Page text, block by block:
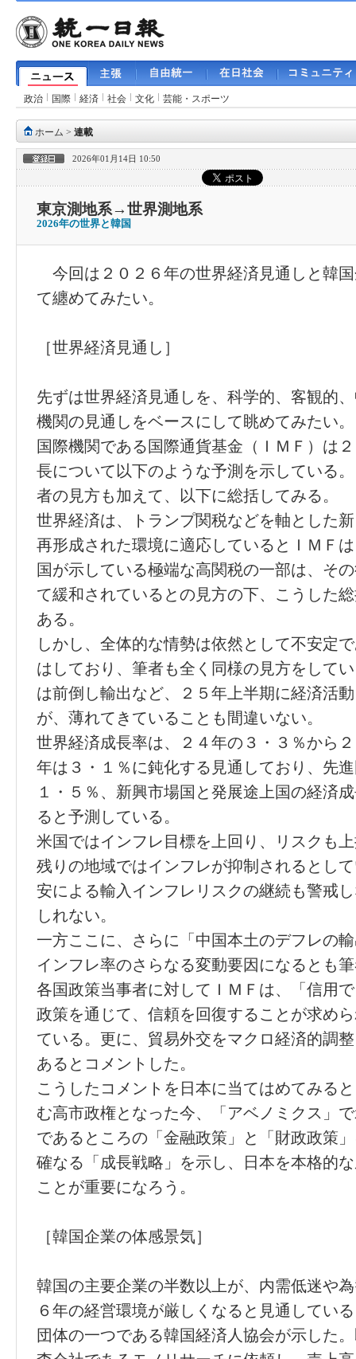
政治 国際 経済 社会 文化 芸能・スポーツ
ホーム > 連載
2026年01月14日 10:50
東京測地系→世界測地系
2026年の世界と韓国
今回は２０２６年の世界経済見通しと韓
て纏めてみたい。
［世界経済見通し］
先ずは世界経済見通しを、科学的、客観的
機関の見通しをベースにして眺めてみたい。
国際機関である国際通貨基金（ＩＭＦ）は
長について以下のような予測を示している
者の見方も加えて、以下に総括してみる。
世界経済は、トランプ関税などを軸とした
再形成された環境に適応しているとＩＭＦ
国が示している極端な高関税の一部は、そ
て緩和されているとの見方の下、こうした
ある。
しかし、全体的な情勢は依然として不安定
はしており、筆者も全く同様の見方をして
は前倒し輸出など、２５年上半期に経済活
が、薄れてきていることも間違いない。
世界経済成長率は、２４年の３・３％から
年は３・１％に鈍化する見通しており、先
１・５％、新興市場国と発展途上国の経済
ると予測している。
米国ではインフレ目標を上回り、リスクも
残りの地域ではインフレが抑制されるとし
安による輸入インフレリスクの継続も警戒
しれない。
一方ここに、さらに「中国本土のデフレの
インフレ率のさらなる変動要因になるとも
各国政策当事者に対してＩＭＦは、「信用
政策を通じて、信頼を回復することが求め
ている。更に、貿易外交をマクロ経済的調
あるとコメントした。
こうしたコメントを日本に当てはめてみる
む高市政権となった今、「アベノミクス」
であるところの「金融政策」と「財政政策
確なる「成長戦略」を示し、日本を本格的
ことが重要になろう。
［韓国企業の体感景気］
韓国の主要企業の半数以上が、内需低迷や
６年の経営環境が厳しくなると見通してい
団体の一つである韓国経済人協会が示した